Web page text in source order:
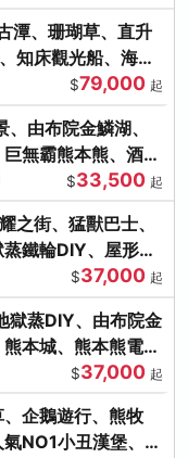
潭、珊瑚草、直升
知床觀光船、海膽
$79,000 起
由布院金鱗湖、
無霸熊本熊、酒造
$33,500 起
之街、猛獸巴士、
鐵輪DIY、屋形船
$37,000 起
獄蒸DIY、由布院金
本城、熊本熊電
$37,000 起
企鵝遊行、熊牧
NO1小丑漢堡、螃